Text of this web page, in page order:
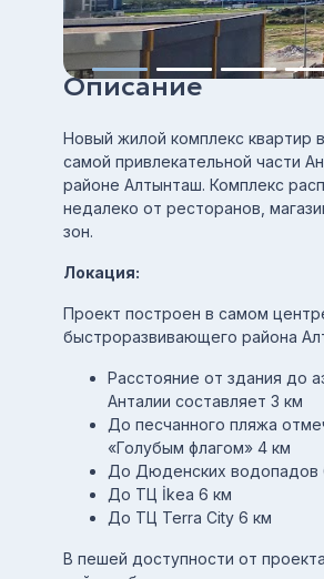
Описание
Новый жилой комплекс квартир
самой привлекательной части
районе Алтынташ. Комплекс
недалеко от ресторанов,
зон.
Локация:
Проект построен в самом
быстроразвивающего района
Расстояние от здания до
Анталии составляет 3 км
До песчанного пляжа
«Голубым флагом» 4 км
До Дюденских водопадов
До ТЦ İkea 6 км
До ТЦ Terra City 6 км
В пешей доступности от